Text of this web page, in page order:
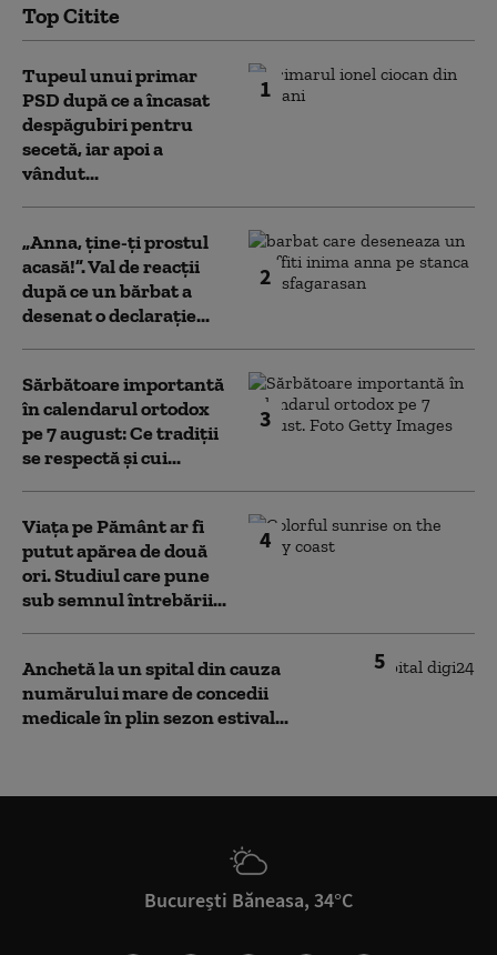
Top Citite
1
Tupeul unui primar
PSD după ce a încasat
despăgubiri pentru
secetă, iar apoi a
vândut...
2
„Anna, ţine-ţi prostul
acasă!”. Val de reacții
după ce un bărbat a
desenat o declarație...
3
Sărbătoare importantă
în calendarul ortodox
pe 7 august: Ce tradiții
se respectă și cui...
4
Viața pe Pământ ar fi
putut apărea de două
ori. Studiul care pune
sub semnul întrebării...
5
Anchetă la un spital din cauza
numărului mare de concedii
medicale în plin sezon estival...
București Băneasa, 34°C